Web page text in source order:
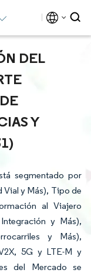
DEL
Y
segmentado por
y Más), Tipo de
al Viajero
y Más),
y Más),
5G y LTE-M y
del Mercado se